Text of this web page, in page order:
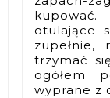
otulające
zupełnie,
trzymać
ogółem
wyprane z